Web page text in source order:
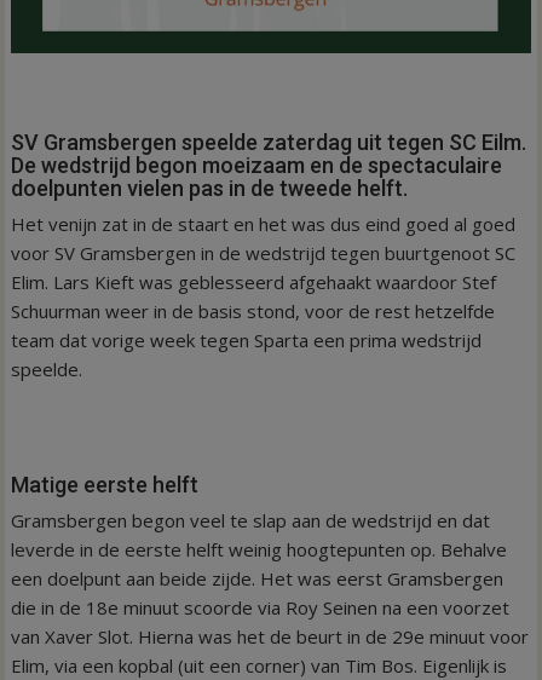
SV Gramsbergen speelde zaterdag uit tegen SC Eilm.
De wedstrijd begon moeizaam en de spectaculaire
doelpunten vielen pas in de tweede helft.
Het venijn zat in de staart en het was dus eind goed al goed
voor SV Gramsbergen in de wedstrijd tegen buurtgenoot SC
Elim. Lars Kieft was geblesseerd afgehaakt waardoor Stef
Schuurman weer in de basis stond, voor de rest hetzelfde
team dat vorige week tegen Sparta een prima wedstrijd
speelde.
Matige eerste helft
Gramsbergen begon veel te slap aan de wedstrijd en dat
leverde in de eerste helft weinig hoogtepunten op. Behalve
een doelpunt aan beide zijde. Het was eerst Gramsbergen
die in de 18e minuut scoorde via Roy Seinen na een voorzet
van Xaver Slot. Hierna was het de beurt in de 29e minuut voor
Elim, via een kopbal (uit een corner) van Tim Bos. Eigenlijk is